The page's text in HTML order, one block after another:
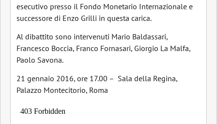
esecutivo presso il Fondo Monetario Internazionale e
successore di Enzo Grilli in questa carica.
Al dibattito sono intervenuti Mario Baldassari,
Francesco Boccia, Franco Fornasari, Giorgio La Malfa,
Paolo Savona.
21 gennaio 2016, ore 17.00 – Sala della Regina,
Palazzo Montecitorio, Roma